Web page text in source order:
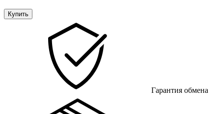
Купить
Гарантия обмена